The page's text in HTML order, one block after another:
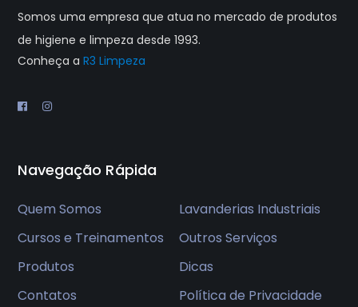
Somos uma empresa que atua no mercado de produtos
de higiene e limpeza desde 1993.
Conheça aR3 Limpeza
Navegação Rápida
Quem Somos
Lavanderias Industriais
Cursos e Treinamentos
Outros Serviços
Produtos
Dicas
Contatos
Política de Privacidade